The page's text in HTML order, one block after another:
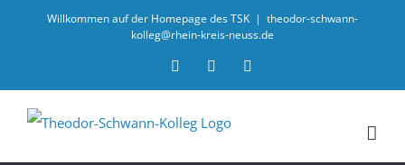
Willkommen auf der Homepage des TSK | theodor-schwann-
kolleg@rhein-kreis-neuss.de
Email
Facebook